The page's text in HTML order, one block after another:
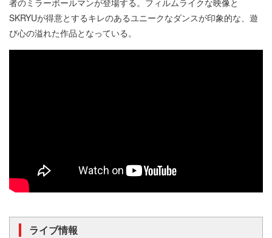
者のミラーボールマンが登場する。フィルムライクな映像と
SKRYUが得意とするキレのあるユニークなダンスが印象的な、遊
び心の溢れた作品となっている。
ライブ情報